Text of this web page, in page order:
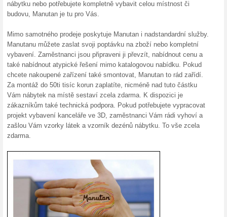
Doprava zdarma
100% fungovalo Akce
Objednejte v internetovém
nebudete muset platit za
bezplatného dovozu a
Skončené nabídky... (8x)